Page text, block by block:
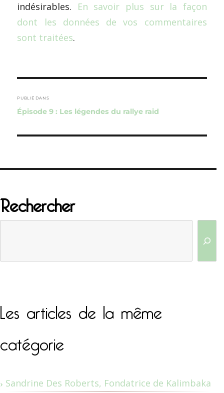
indésirables. En savoir plus sur la façon
dont les données de vos commentaires
sont traitées.
de
l’article
PUBLIÉ DANS
Épisode 9 : Les légendes du rallye raid
Rechercher
Les articles de la même
catégorie
Sandrine Des Roberts, Fondatrice de Kalimbaka